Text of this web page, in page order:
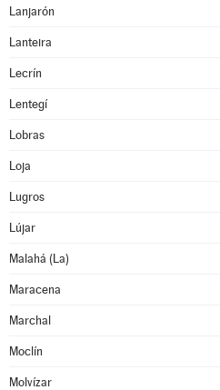
Lanjarón
Lanteira
Lecrín
Lentegí
Lobras
Loja
Lugros
Lújar
Malahá (La)
Maracena
Marchal
Moclín
Molvízar